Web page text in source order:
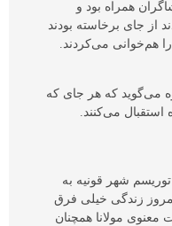
همراه بود و
از جای برخاسته بودند
هم‌خوانی می‌کردند.
می‌گوید که هر جای که
استقبال می‌کنند.
شهر قونیه به
امروز زندگی خیلی فرق
معنوی مولانا همچنان